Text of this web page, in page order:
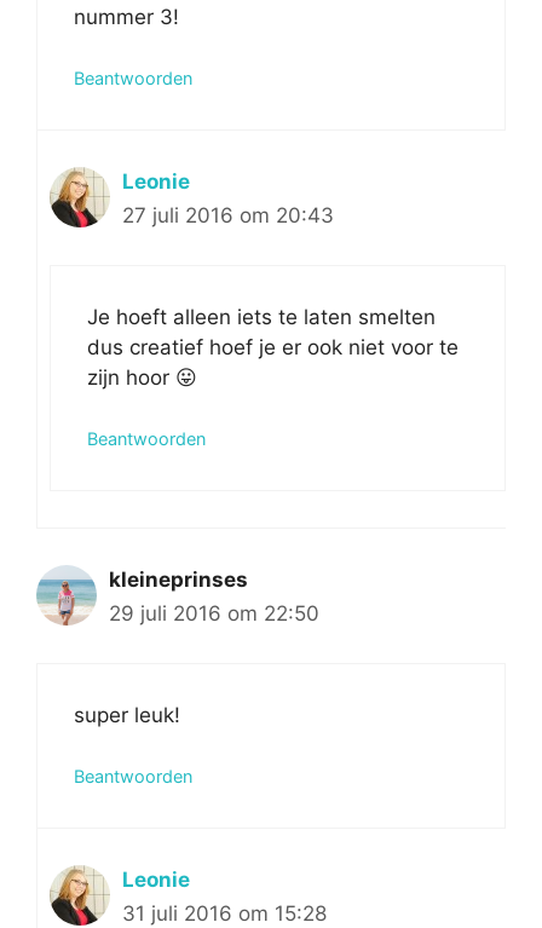
nummer 3!
Beantwoorden
Leonie
27 juli 2016 om 20:43
Je hoeft alleen iets te laten smelten
dus creatief hoef je er ook niet voor te
zijn hoor 😛
Beantwoorden
kleineprinses
29 juli 2016 om 22:50
super leuk!
Beantwoorden
Leonie
31 juli 2016 om 15:28